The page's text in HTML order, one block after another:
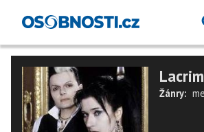
Žánry: